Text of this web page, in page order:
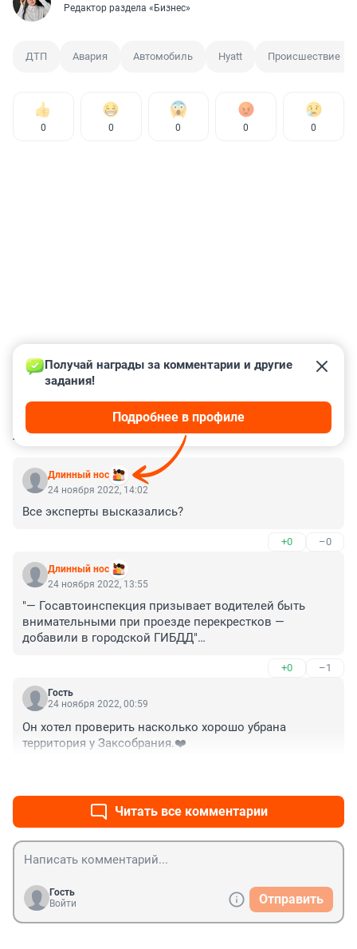
Редактор раздела «Бизнес»
ДТП Авария Автомобиль Hyatt Происшествие
0 0 0 0 0
КОММЕНТАРИИ 19
Длинный нос
Получай награды за комментарии и другие
задания!
Подробнее в профиле
24 ноября 2022, 14:02
Все эксперты высказались?
+0 –0
Длинный нос
24 ноября 2022, 13:55
"— Госавтоинспекция призывает водителей быть
внимательными при проезде перекрестков —
добавили в городской ГИБДД"
Тема не раскрыта - городская ГИБДД сама не имеет
+0 –1
Гость
24 ноября 2022, 00:59
Он хотел проверить насколько хорошо убрана
территория у Заксобрания.❤️
Читать все комментарии
Гость
Войти
Отправить